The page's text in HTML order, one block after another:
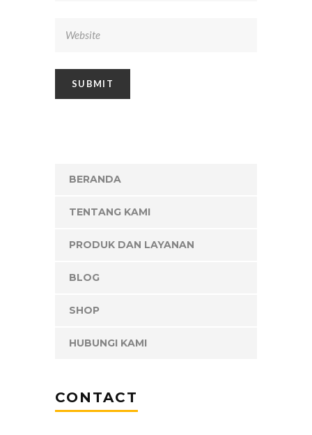
BERANDA
TENTANG KAMI
PRODUK DAN LAYANAN
BLOG
SHOP
HUBUNGI KAMI
CONTACT